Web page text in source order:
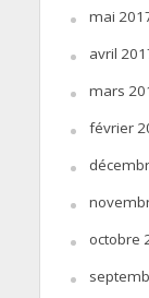
mai
avril
mars
février
octobre